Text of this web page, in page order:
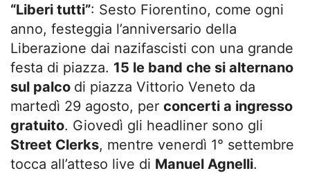
“Liberi tutti”: Sesto Fiorentino, come ogni
anno, festeggia l’anniversario della
Liberazione dai nazifascisti con una grande
festa di piazza. 15 le band che si alternano
sul palco di piazza Vittorio Veneto da
martedì 29 agosto, per concerti a ingresso
gratuito. Giovedì gli headliner sono gli
Street Clerks, mentre venerdì 1° settembre
tocca all’atteso live di Manuel Agnelli.